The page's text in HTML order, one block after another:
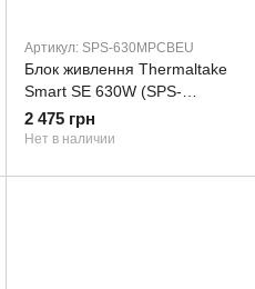
Артикул: SPS-630MPCBEU
Блок живлення Thermaltake
Smart SE 630W (SPS-
630MPCBEU) (SPS-
630MPCBEU)
2 475 грн
Нет в наличии